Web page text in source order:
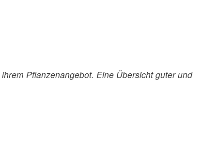
Pflanzenangebot. Eine Übersicht guter und